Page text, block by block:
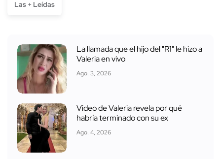
Las + Leídas
La llamada que el hijo del "R1" le hizo a
Valeria en vivo
Ago. 3, 2026
Video de Valeria revela por qué
habría terminado con su ex
Ago. 4, 2026